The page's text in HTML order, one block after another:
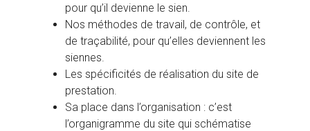
pour qu’il devienne le sien.
Nos méthodes de travail, de contrôle, et
de traçabilité, pour qu’elles deviennent les
siennes.
Les spécificités de réalisation du site de
prestation.
Sa place dans l’organisation : c’est
l’organigramme du site qui schématise